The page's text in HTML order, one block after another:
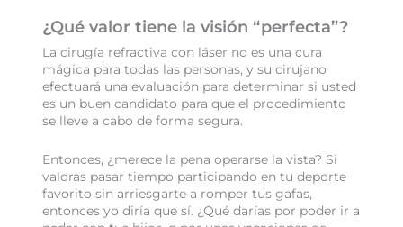
¿Qué valor tiene la visión “perfecta”?
La cirugía refractiva con láser no es una cura
mágica para todas las personas, y su cirujano
efectuará una evaluación para determinar si usted
es un buen candidato para que el procedimiento
se lleve a cabo de forma segura.
Entonces, ¿merece la pena operarse la vista? Si
valoras pasar tiempo participando en tu deporte
favorito sin arriesgarte a romper tus gafas,
entonces yo diría que sí. ¿Qué darías por poder ir a